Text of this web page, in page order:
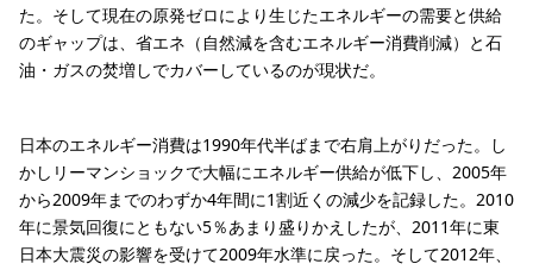
た。そして現在の原発ゼロにより生じたエネルギーの需要と供給
のギャップは、省エネ（自然減を含むエネルギー消費削減）と石
油・ガスの焚増しでカバーしているのが現状だ。
日本のエネルギー消費は1990年代半ばまで右肩上がりだった。し
かしリーマンショックで大幅にエネルギー供給が低下し、2005年
から2009年までのわずか4年間に1割近くの減少を記録した。2010
年に景気回復にともない5％あまり盛りかえしたが、2011年に東
日本大震災の影響を受けて2009年水準に戻った。そして2012年、